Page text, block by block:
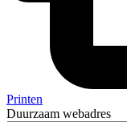
Printen
Duurzaam webadres